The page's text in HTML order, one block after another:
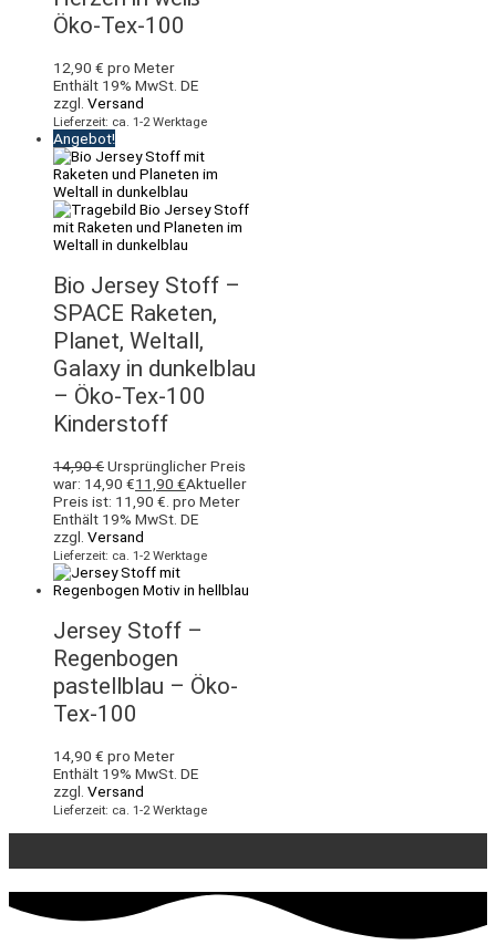
Öko-Tex-100
12,90 € pro Meter
Enthält 19% MwSt. DE
zzgl. Versand
Lieferzeit: ca. 1-2 Werktage
Angebot!
Bio Jersey Stoff –
SPACE Raketen,
Planet, Weltall,
Galaxy in dunkelblau
– Öko-Tex-100
Kinderstoff
14,90€Ursprünglicher Preis
war: 14,90 €11,90 €Aktueller
Preis ist: 11,90 €. pro Meter
Enthält 19% MwSt. DE
zzgl. Versand
Lieferzeit: ca. 1-2 Werktage
Jersey Stoff –
Regenbogen
pastellblau – Öko-
Tex-100
14,90 € pro Meter
Enthält 19% MwSt. DE
zzgl. Versand
Lieferzeit: ca. 1-2 Werktage